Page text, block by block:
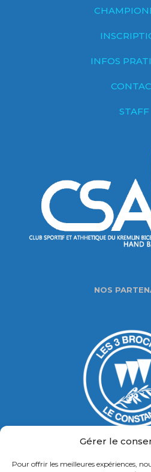
Gérer le
Pour offrir les meilleures expériences,
INFOS
STAFF
NOS
Gymnase